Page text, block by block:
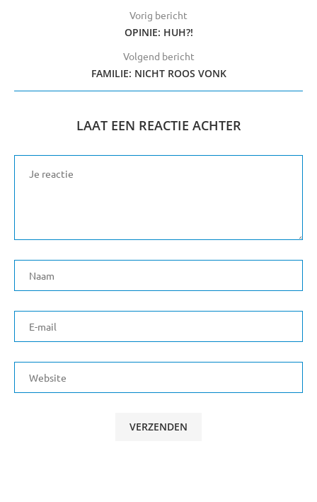
Vorig bericht
OPINIE: HUH?!
Volgend bericht
FAMILIE: NICHT ROOS VONK
LAAT EEN REACTIE ACHTER